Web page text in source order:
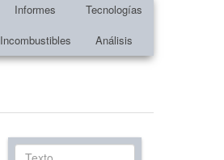
Informes
Tecnologías
Incombustibles Análisis
Texto